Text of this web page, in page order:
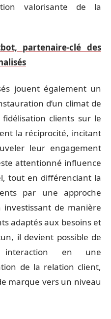
valorisante de la
partenaire-clé des
jouent également un
d’un climat de
clients sur le
la réciprocité, incitant
leur engagement
attentionné influence
tout en différenciant la
par une approche
investissant de manière
adaptés aux besoins et
il devient possible de
interaction en une
de la relation client,
marque vers un niveau